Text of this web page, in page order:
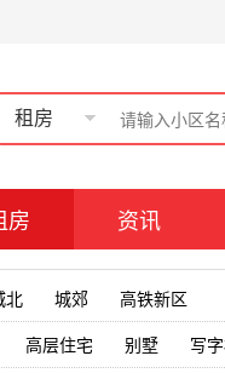
租房
房 资讯
北 城郊
高铁新区
高层住宅 别墅 写